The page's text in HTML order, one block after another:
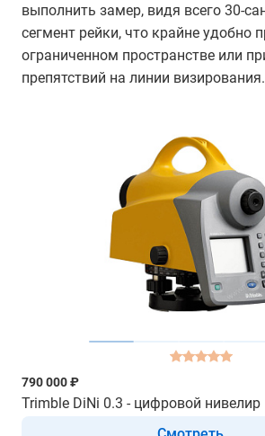
выполнить замер, видя всего 30-
сегмент рейки, что крайне удобно
ограниченном пространстве или
препятствий на линии визирования.
790 000 ₽
Trimble DiNi 0.3 - цифровой нивелир